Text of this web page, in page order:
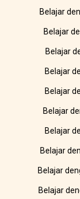
Belajar
Belajar
Belajar
Belajar
Belajar
Belajar
Belajar
Belajar
Belajar
Belajar